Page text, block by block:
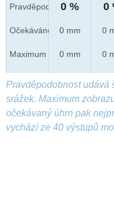
Pravděpod.
Očekáváno
Maximum
0 %
0 mm
0 mm
0
0
0
Pravděpodobnost udává
srážek. Maximum
očekávaný úhrn pak
vychází ze 40 výstupů